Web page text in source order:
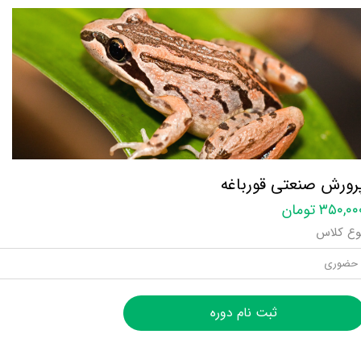
صنعتی قورباغه
تومان
کلاس
حضوری
ثبت نام دوره